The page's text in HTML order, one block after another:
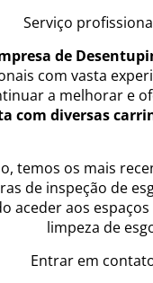
Serviço
de
com vasta
a melhorar e
com diversas
temos os mais
de inspeção de
aceder aos
limpeza de
Entrar em